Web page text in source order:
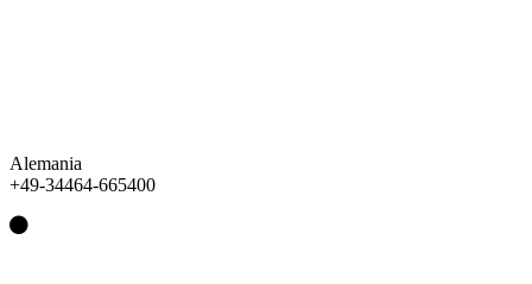
Alemania
+49-34464-665400